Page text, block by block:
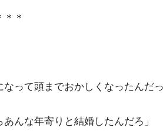
＊＊
なって頭までおかしくなったんだっ
あんな年寄りと結婚したんだろ」